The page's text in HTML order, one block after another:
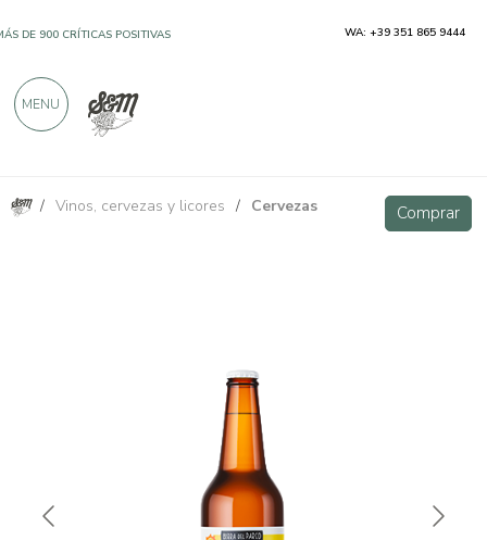
/ Vinos, cervezas y licores / Cervezas Comprar
Bià - Cerveza Golden Ale 33cl Comprar
DE 900 CRÍTICAS POSITIVAS WA: +39 351 865 9444
MENU